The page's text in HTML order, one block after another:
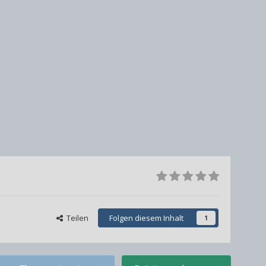
Teilen Folgen diesem Inhalt 1